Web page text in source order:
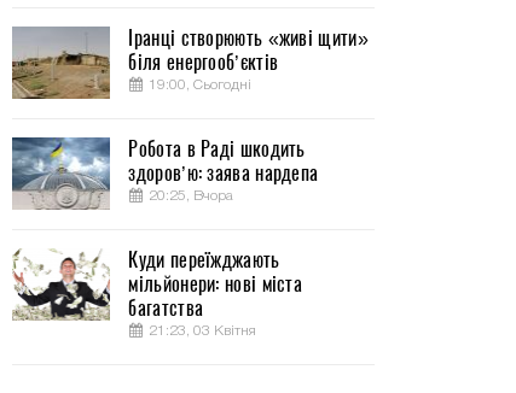
Іранці створюють «живі щити»
біля енергооб’єктів
19:00, Сьогодні
Робота в Раді шкодить
здоров’ю: заява нардепа
20:25, Вчора
Куди переїжджають
мільйонери: нові міста
багатства
21:23, 03 Квітня